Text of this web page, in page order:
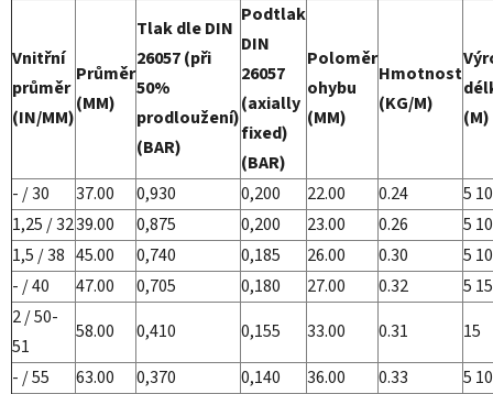
Vnitřní
průměr
(IN/MM)
Průměr
(MM)
Tlak dle DIN
26057 (při
50%
prodloužení)
(BAR)
Podtlak
DIN
26057
(axially
fixed)
(BAR)
Poloměr
ohybu
(MM)
Hmotnost
(KG/M)
(M)
- / 30 37.00 0,930 0,200 22.00 0.24
5 10
1,25 / 3239.00 0,875 0,200 23.00 0.26
5 10
1,5 / 38 45.00 0,740 0,185 26.00 0.30
5 10
- / 40
47.00 0,705 0,180 27.00 0.32
5 15
2 / 50-
51
58.00 0,410 0,155 33.00 0.31
15
- / 55
63.00 0,370 0,140 36.00 0.33
5 10